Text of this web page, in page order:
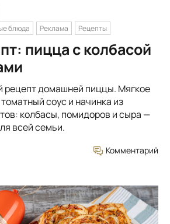
блюда Реклама Рецепты
пицца с колбасой
рецепт домашней пиццы. Мягкое
соус и начинка из
колбасы, помидоров и сыра —
всей семьи.
Комментарий